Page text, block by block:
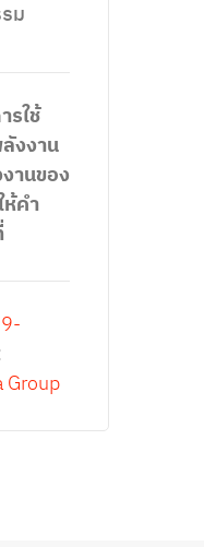
ม
รใช้
งงาน
านของ
คำ
Group